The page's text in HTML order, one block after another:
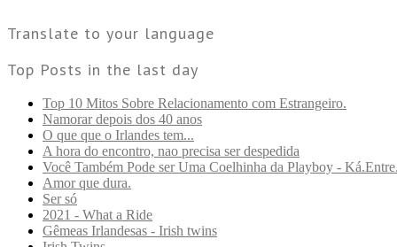
Translate to your language
Top Posts in the last day
Top 10 Mitos Sobre Relacionamento com Estrangeiro.
Namorar depois dos 40 anos
O que que o Irlandes tem...
A hora do encontro, nao precisa ser despedida
Você Também Pode ser Uma Coelhinha da Playboy -
Amor que dura.
Ser só
2021 - What a Ride
Gêmeas Irlandesas - Irish twins